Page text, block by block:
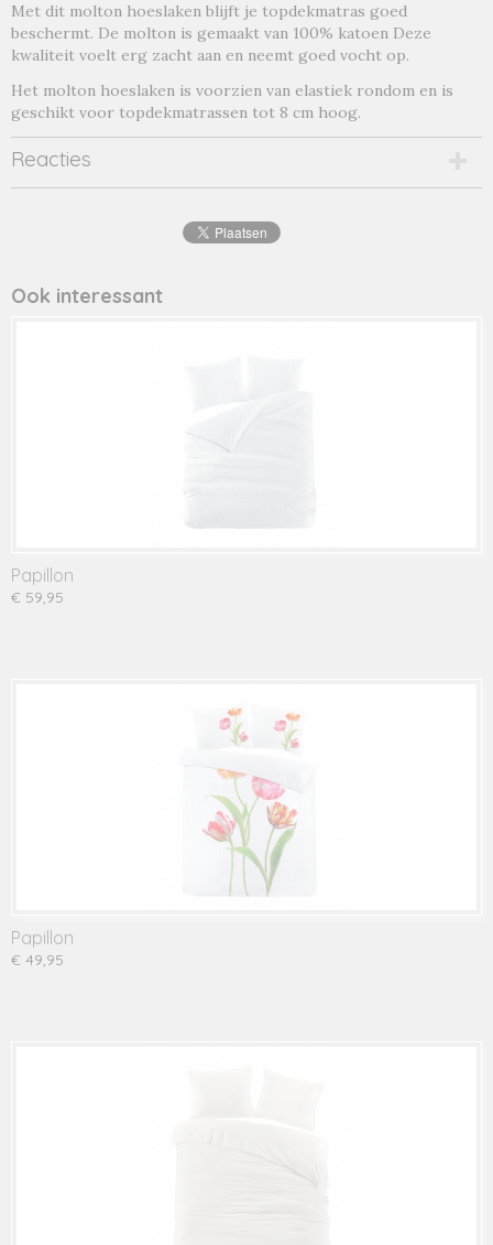
Met dit molton hoeslaken blijft je topdekmatras goed
beschermt. De molton is gemaakt van 100% katoen Deze
kwaliteit voelt erg zacht aan en neemt goed vocht op.
Het molton hoeslaken is voorzien van elastiek rondom en is
geschikt voor topdekmatrassen tot 8 cm hoog.
Reacties
Ook interessant
Papillon
€ 59,95
Papillon
€ 49,95